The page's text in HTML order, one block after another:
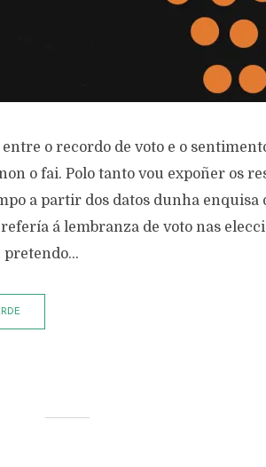
o recordo de voto e o
o fai. Polo tanto vou expoñer os
a partir dos datos dunha enquisa
á lembranza de voto nas